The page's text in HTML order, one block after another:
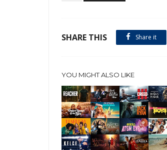
SHARE THIS Share it
YOU MIGHT ALSO LIKE